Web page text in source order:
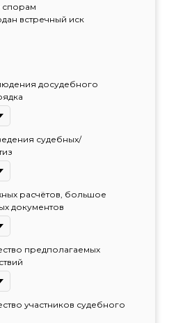
встречный иск
досудебного
судебных/
расчётов, большое
документов
предполагаемых
участников судебного